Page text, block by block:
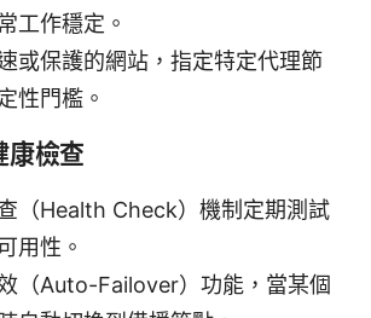
工作穩定。
或保護的網站，指定特定代理節
性門檻。
康檢查
（Health Check）機制定期測試
用性。
（Auto-Failover）功能，當某個